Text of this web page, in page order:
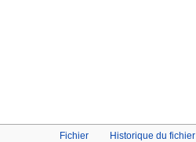
Fichier Historique du fichier